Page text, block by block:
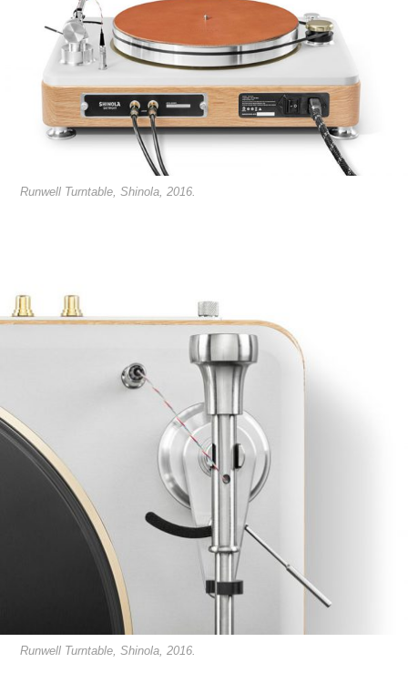
Runwell Turntable, Shinola, 2016.
Runwell Turntable, Shinola, 2016.